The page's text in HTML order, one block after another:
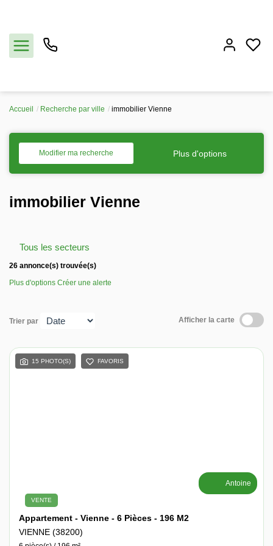
Vendre
Partenaires
Nos avis
Contact
Accueil Recherche par ville immobilier Vienne
Modifier ma recherche Plus d'options
immobilier Vienne
Tous les secteurs
26 annonce(s) trouvée(s)
Plus d'options Créer une alerte
Trier par Afficher la carte
15 PHOTO(S) FAVORIS
Antoine
VENTE
Appartement - Vienne - 6 Pièces - 196 M2
VIENNE (38200)